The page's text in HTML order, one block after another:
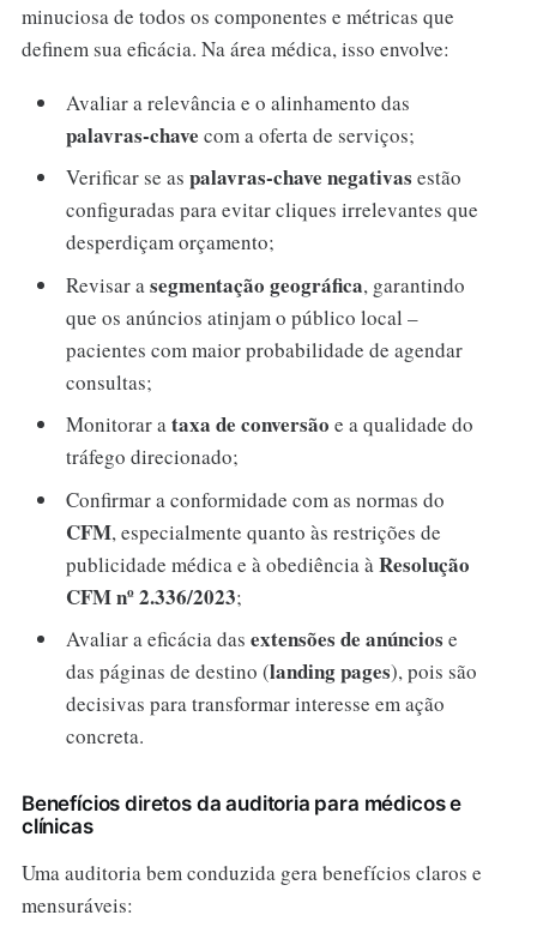
minuciosa de todos os componentes e métricas que
definem sua eficácia. Na área médica, isso envolve:
Avaliar a relevância e o alinhamento das
palavras-chave com a oferta de serviços;
Verificar se aspalavras-chave negativas estão
configuradas para evitar cliques irrelevantes que
desperdiçam orçamento;
Revisar asegmentação geográfica, garantindo
que os anúncios atinjam o público local –
pacientes com maior probabilidade de agendar
consultas;
Monitorar ataxa de conversão e a qualidade do
tráfego direcionado;
Confirmar a conformidade com as normas do
CFM, especialmente quanto às restrições de
publicidade médica e à obediência àResolução
CFM nº 2.336/2023;
Avaliar a eficácia dasextensões de anúncios e
das páginas de destino (landing pages), pois são
decisivas para transformar interesse em ação
concreta.
Benefícios diretos da auditoria para médicos e
clínicas
Uma auditoria bem conduzida gera benefícios claros e
mensuráveis: